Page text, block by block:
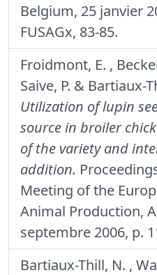
Belgium, 25 janvier
FUSAGx, 83-85.
Froidmont, E. ,
Saive, P. & Bartiaux-
Utilization of lupin
source in broiler
of the variety and
addition.
Meeting of the
Animal Production,
septembre 2006, p.
Bartiaux-Thill, N. ,